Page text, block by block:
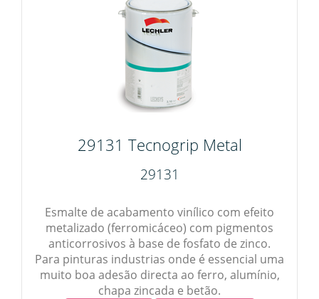
29131 Tecnogrip Metal
29131
Esmalte de acabamento vinílico com efeito
metalizado (ferromicáceo) com pigmentos
anticorrosivos à base de fosfato de zinco.
Para pinturas industrias onde é essencial uma
muito boa adesão directa ao ferro, alumínio,
chapa zincada e betão.